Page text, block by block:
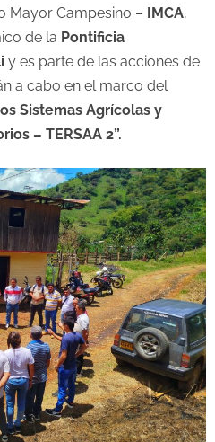
Mayor Campesino –
IMCA,
de la Pontificia
y es parte de las acciones de
a cabo en el marco del
Sistemas Agrícolas y
– TERSAA 2”.